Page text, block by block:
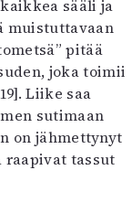
sääli ja
muistuttavaan
pitää
joka toimii
Liike saa
sutimaan
on jähmettynyt
raapivat tassut